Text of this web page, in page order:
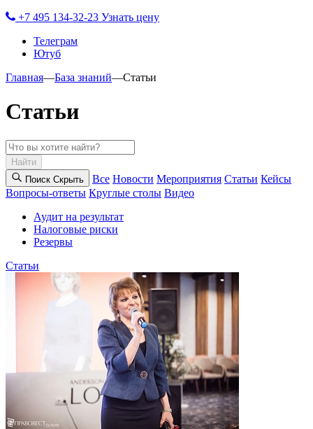
+7 495 134-32-23 Узнать цену
Телеграм
Ютуб
Главная—База знаний—Статьи
Статьи
Найти
Поиск Cкрыть Все Новости Мероприятия Статьи Кейсы
Вопросы-ответы Круглые столы Видео
Аудит на результат
Налоговые риски
Резервы
Статьи